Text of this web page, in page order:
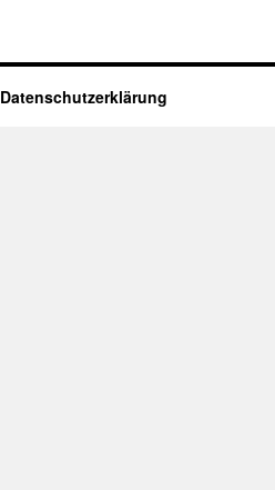
Datenschutzerklärung